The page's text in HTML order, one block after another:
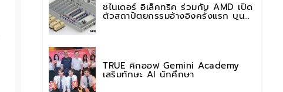
ชไนเดอร์ อิเล็คทริค ร่วมกับ AMD เปิด
ตัวสถาปัตยกรรมอ้างอิงครั้งแรก บน
แพลตฟอร์ม “Helios” เร่งการติดตั้งใช้
TRUE คิกออฟ Gemini Academy
เสริมทักษะ AI นักศึกษา